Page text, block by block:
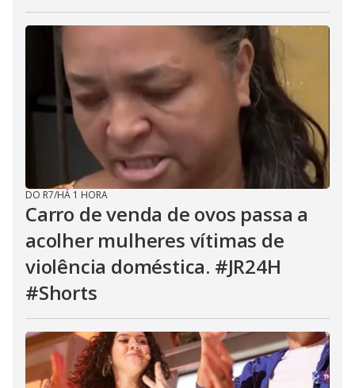
DO R7/HÁ 1 HORA
Carro de venda de ovos passa a
acolher mulheres vítimas de
violência doméstica. #JR24H
#Shorts